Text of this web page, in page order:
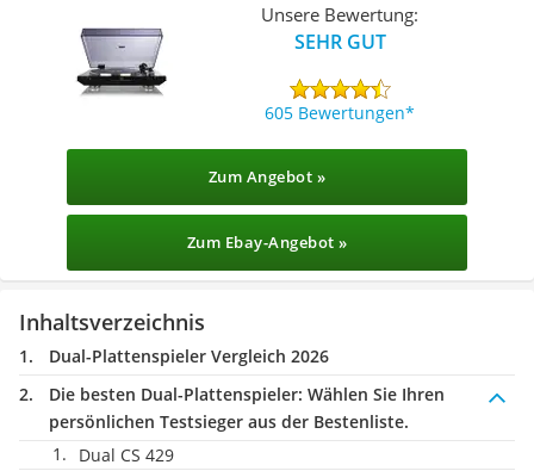
Unsere Bewertung:
SEHR GUT
605 Bewertungen
Zum Angebot »
Zum Ebay-Angebot »
Inhaltsverzeichnis
Dual-Plattenspieler Vergleich 2026
Die besten Dual-Plattenspieler: Wählen Sie Ihren
persönlichen Testsieger aus der Bestenliste.
Dual CS 429